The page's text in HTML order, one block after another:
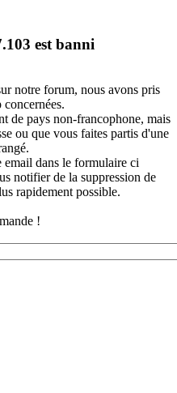
est banni
notre forum, nous avons pris
de pays non-francophone, mais
ou que vous faites partis d'une
email dans le formulaire ci
notifier de la suppression de
rapidement possible.
!